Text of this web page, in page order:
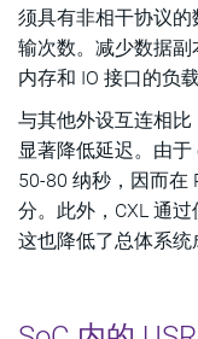
须具有非相干协议
输次数。减少数据
内存和 IO 接口的负载
与其他外设互连相比
显著降低延迟。由
50-80 纳秒，因而在
分。此外，CXL 通
这也降低了总体系统